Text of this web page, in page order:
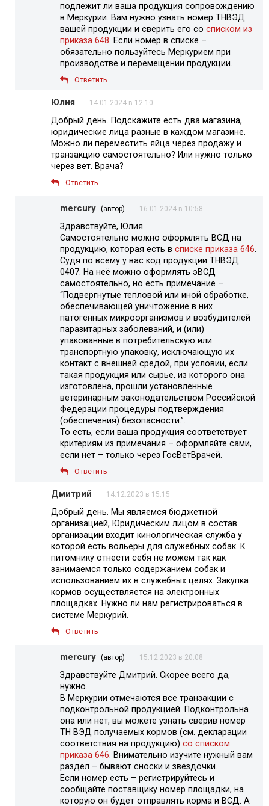
подлежит ли ваша продукция сопровождению
в Меркурии. Вам нужно узнать номер ТНВЭД
вашей продукции и сверить его со списком из
приказа 648 . Если номер в списке –
обязательно пользуйтесь Меркурием при
производстве и перемещении продукции.
Ответить
Юлия 14.01.2024 в 12:10
Добрый день. Подскажите есть два магазина,
юридические лица разные в каждом магазине.
Можно ли переместить яйца через продажу и
транзакцию самостоятельно? Или нужно только
через вет. Врача?
Ответить
mercury (автор) 16.01.2024 в 10:58
Здравствуйте, Юлия.
Самостоятельно можно оформлять ВСД на
продукцию, которая есть в списке приказа 646
Судя по всему у вас код продукции ТНВЭД
0407. На неё можно оформлять эВСД
самостоятельно, но есть примечание –
“Подвергнутые тепловой или иной обработке,
обеспечивающей уничтожение в них
патогенных микроорганизмов и возбудителей
паразитарных заболеваний, и (или)
упакованные в потребительскую или
транспортную упаковку, исключающую их
контакт с внешней средой, при условии, если
такая продукция или сырье, из которого она
изготовлена, прошли установленные
ветеринарным законодательством Российской
Федерации процедуры подтверждения
(обеспечения) безопасности.”.
То есть, если ваша продукция соответствует
критериям из примечания – оформляйте сами,
если нет – только через ГосВетВрачей.
Ответить
Дмитрий 14.12.2023 в 15:15
Добрый день. Мы являемся бюджетной
организацией, Юридическим лицом в состав
организации входит кинологическая служба у
которой есть вольеры для служебных собак. К
питомнику отнести себя не можем так как
занимаемся только содержанием собак и
использованием их в служебных целях. Закупка
кормов осуществляется на электронных
площадках. Нужно ли нам регистрироваться в
системе Меркурий.
Ответить
mercury (автор) 15.12.2023 в 20:08
Здравствуйте Дмитрий. Скорее всего да,
нужно.
В Меркурии отмечаются все транзакции с
подконтрольной продукцией. Подконтрольна
она или нет, вы можете узнать сверив номер
ТН ВЭД получаемых кормов (см. декларации
соответствия на продукцию) со списком
приказа 646 . Внимательно изучите нужный вам
раздел – бывают сноски и звёздочки.
Если номер есть – регистрируйтесь и
сообщайте поставщику номер площадки, на
которую он будет отправлять корма и ВСД. А